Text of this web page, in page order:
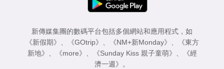
新傳媒集團的數碼平台包括多個網站和應用程式，如
《新假期》
《GOtrip》 《NM+新Monday》
《東方
新地》
《more》 《Sunday Kiss 親子童萌》
《經
濟一週》
。